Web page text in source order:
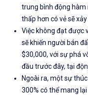
trung bình động hàm
thấp hơn có vẻ sẽ
Việc không đạt được
sẽ khiến người bán
$30,000, với sự phá
đầu trước đây, tại
Ngoài ra, một sự
300% có thể mang